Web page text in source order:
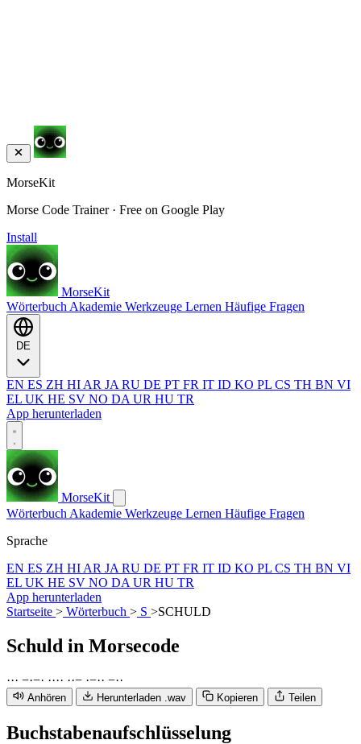
MorseKit
Morse Code Trainer · Free on Google Play
Install
MorseKit
Wörterbuch Akademie Werkzeuge Lernen Häufige Fragen
EN ES ZH HI AR JA RU DE PT FR IT ID KO PL CS TH BN VI
EL UK HE SV NO DA UR HU TR
App herunterladen
MorseKit
Wörterbuch Akademie Werkzeuge Lernen Häufige Fragen
Sprache
EN ES ZH HI AR JA RU DE PT FR IT ID KO PL CS TH BN VI
EL UK HE SV NO DA UR HU TR
App herunterladen
Startseite > Wörterbuch > S >SCHULD
Schuld in Morsecode
··· −·−· ···· ··− ·−·· −··
Anhören Herunterladen .wav Kopieren Teilen
Buchstabenaufschlüsselung